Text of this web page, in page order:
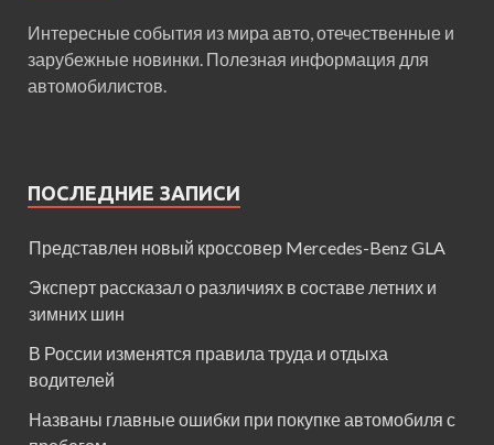
Интересные события из мира авто, отечественные и
зарубежные новинки. Полезная информация для
автомобилистов.
ПОСЛЕДНИЕ ЗАПИСИ
Представлен новый кроссовер Mercedes-Benz GLA
Эксперт рассказал о различиях в составе летних и
зимних шин
В России изменятся правила труда и отдыха
водителей
Названы главные ошибки при покупке автомобиля с